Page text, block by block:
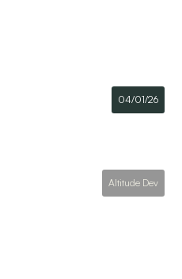
04/01/26
Altitude Dev